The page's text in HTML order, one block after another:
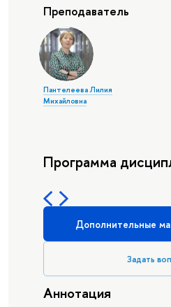
Преподаватель
Пантелеева Лилия
Михайловна
Программа
Дополнительные
Задать
Аннотация